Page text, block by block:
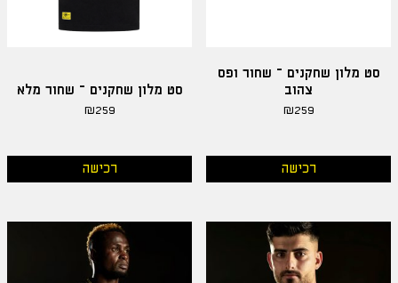
סט מלון שחקנים – שחור ופס
צהוב
₪259
רכישה
סט מלון שחקנים – שחור מלא
₪259
רכישה